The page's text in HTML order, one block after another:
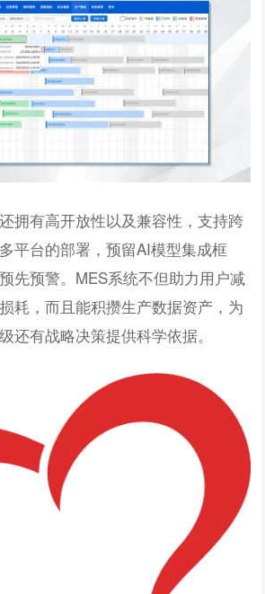
拥有高开放性以及兼容性，支持跨
平台的部署，预留AI模型集成框
先预警。MES系统不但助力用户减
耗，而且能积攒生产数据资产，为
还有战略决策提供科学依据。